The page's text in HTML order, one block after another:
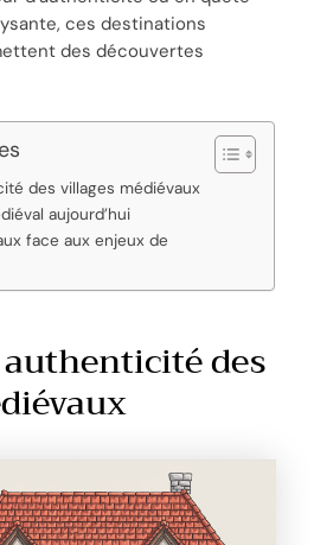
ces destinations
des découvertes
des villages médiévaux
aujourd’hui
face aux enjeux de
des